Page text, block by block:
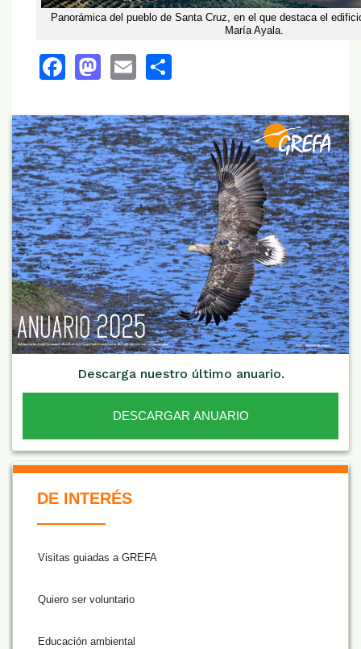
Panorámica del pueblo de Santa Cruz, en el que destaca el
María Ayala.
Facebook
Mastodon
Email
Descarga nuestro último anuario.
DESCARGAR ANUARIO
De Interés NARANJA
DE INTERÉS
Visitas guiadas a GREFA
Quiero ser voluntario
Educación ambiental